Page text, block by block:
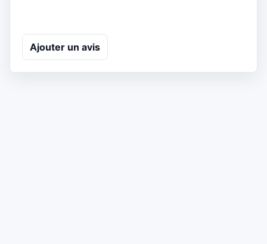
Ajouter un avis